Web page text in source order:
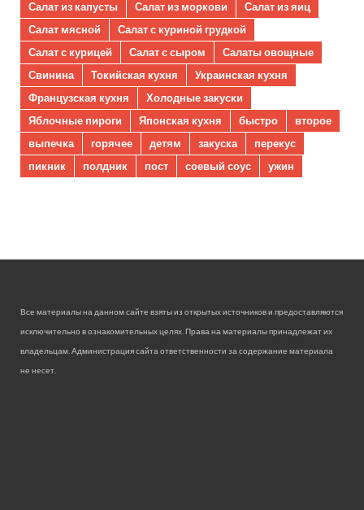
Салат из капусты
Салат из моркови
Салат из яиц
Салат мясной
Салат с куриной грудкой
Салат с курицей
Салат с сыром
Салаты овощные
Свинина
Токийская кухня
Украинская кухня
Французская кухня
Холодные закуски
Яблочные пироги
Японская кухня быстро
второе
выпечка
горячее детям закуска
перекус
пикник
полдник пост соевый соус ужин
Все материалы на данном сайте взяты из открытых источников и предоставляются
исключительно в ознакомительных целях. Права на материалы принадлежат их
владельцам. Администрация сайта ответственности за содержание материала
не несет.